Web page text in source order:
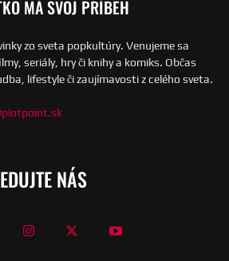
MÁ SVOJ PRÍBEH
zo sveta popkultúry. Venujeme sa
seriály, hry či knihy a komiks. Občas
lifestyle či zaujímavosti z celého sveta.
NÁS